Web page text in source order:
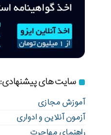
سایت های پیشنهادی:
آموزش مجازی
آزمون آنلاین و ادواری
راهنمای مهاجرت